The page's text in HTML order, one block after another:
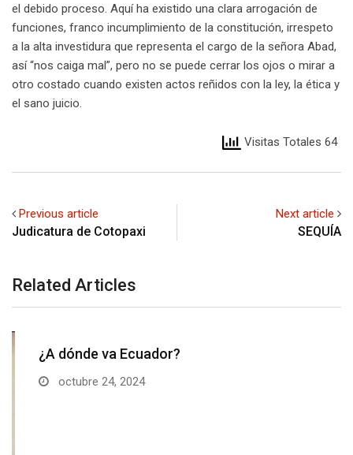
el debido proceso. Aquí ha existido una clara arrogación de
funciones, franco incumplimiento de la constitución, irrespeto
a la alta investidura que representa el cargo de la señora Abad,
así “nos caiga mal”, pero no se puede cerrar los ojos o mirar a
otro costado cuando existen actos reñidos con la ley, la ética y
el sano juicio.
Visitas Totales 64
Previous article
Judicatura de Cotopaxi
Next article
SEQUÍA
Related Articles
¿A dónde va Ecuador?
octubre 24, 2024